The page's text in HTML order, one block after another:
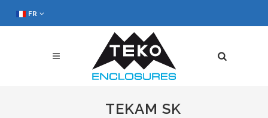
FR
TEKAM SK